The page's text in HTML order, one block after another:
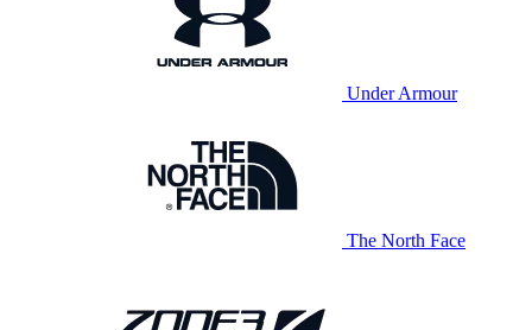
Under Armour
The North Face